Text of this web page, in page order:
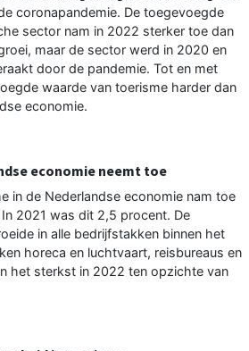
coronapandemie. De toegevoegde
sector nam in 2022 sterker toe dan
maar de sector werd in 2020 en
door de pandemie. Tot en met
waarde van toerisme harder dan
economie.
economie neemt toe
in de Nederlandse economie nam toe
2021 was dit 2,5 procent. De
in alle bedrijfstakken binnen het
horeca en luchtvaart, reisbureaus en
het sterkst in 2022 ten opzichte van